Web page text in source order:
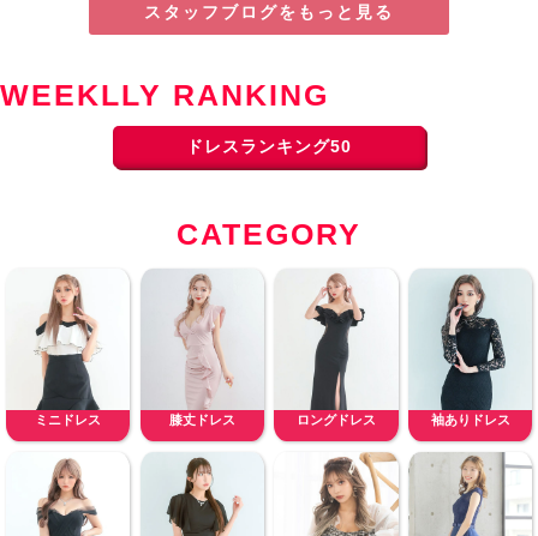
スタッフブログをもっと見る
WEEKLLY RANKING
ドレスランキング50
CATEGORY
ミニドレス 膝丈ドレス ロングドレス 袖ありドレス